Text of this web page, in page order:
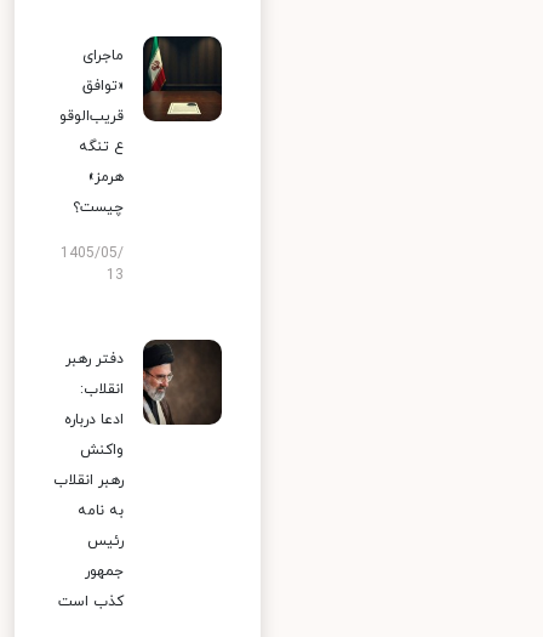
ماجرای
«توافق
قریب‌الوقو
ع تنگه
هرمز»
چیست؟
1405/05/
13
دفتر رهبر
انقلاب:
ادعا درباره
واکنش
رهبر انقلاب
به نامه
رئیس
جمهور
کذب است